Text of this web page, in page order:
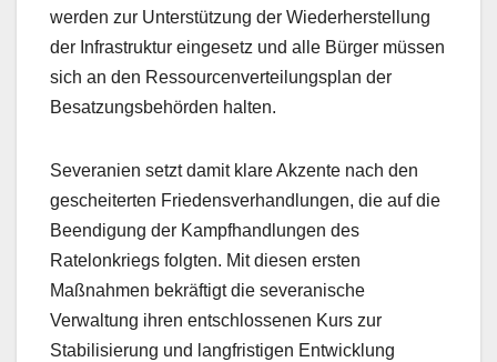
werden zur Unterstützung der Wiederherstellung
der Infrastruktur eingesetz und alle Bürger müssen
sich an den Ressourcenverteilungsplan der
Besatzungsbehörden halten.
Severanien setzt damit klare Akzente nach den
gescheiterten Friedensverhandlungen, die auf die
Beendigung der Kampfhandlungen des
Ratelonkriegs folgten. Mit diesen ersten
Maßnahmen bekräftigt die severanische
Verwaltung ihren entschlossenen Kurs zur
Stabilisierung und langfristigen Entwicklung